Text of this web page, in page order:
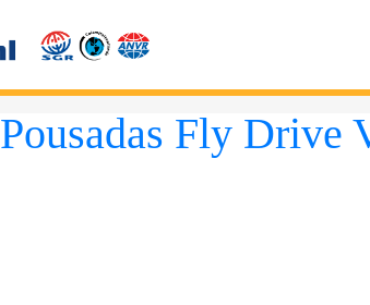
Pousadas Fly Drive